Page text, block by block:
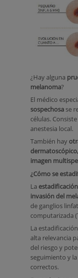
¿Hay alguna
melanoma?
El médico
sospechosa se
células.
anestesia local.
También hay
imagen
¿Cómo se
La estadificación
invasión del
de ganglios
computarizada
La
alta relevancia
del riesgo y
seguimiento y
correctos.